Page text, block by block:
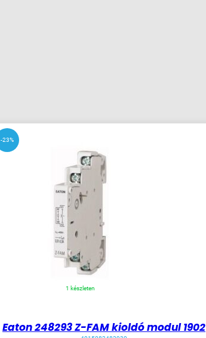
1 készleten
-23%
Eaton 248293 Z-FAM kioldó modul 1902